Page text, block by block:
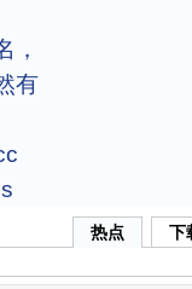
，
有
热点 下